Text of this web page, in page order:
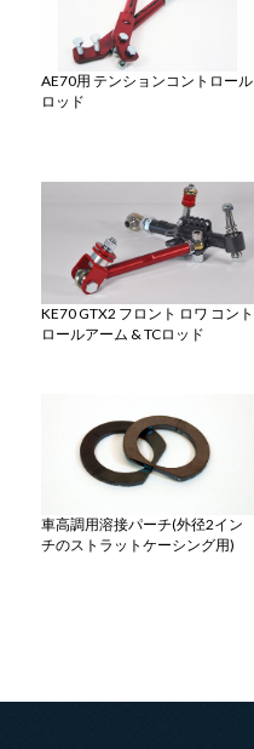
AE70用 テンションコントロール
ロッド
KE70 GTX2 フロント ロワ コント
ロールアーム & TCロッド
車高調用溶接パーチ(外径2イン
チのストラットケーシング用)